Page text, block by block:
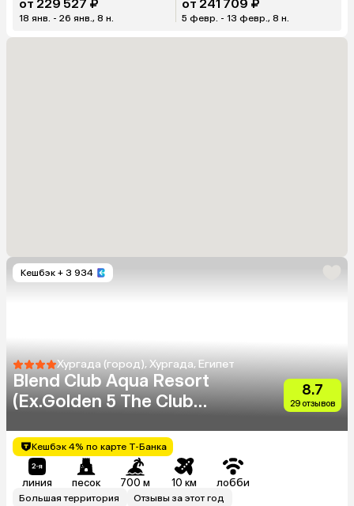
от 229 527 ₽
18 янв. - 26 янв., 8 н.
от 241 709 ₽
5 февр. - 13 февр., 8 н.
Кешбэк + 3 934
Хургада (город), Хургада, Египет
Blend Club Aqua Resort
(Ex.Golden 5 The Club
8.7
29 отзывов
Кешбэк 4% по карте Т-Банка
линия песок 700 м 10 км лобби
Большая территория Отзывы за этот год